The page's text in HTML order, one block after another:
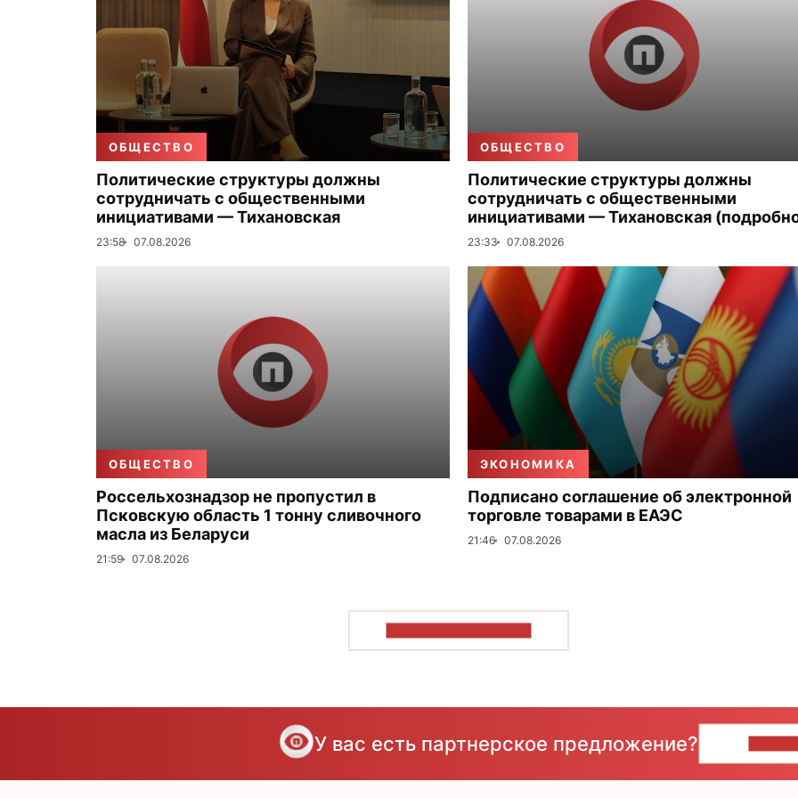
ОБЩЕСТВО
Политические структуры должны
сотрудничать с общественными
инициативами — Тихановская
23:58 07.08.2026
ОБЩЕСТВО
Политические структуры должны
сотрудничать с общественными
инициативами — Тихановская
23:33 07.08.2026
ОБЩЕСТВО
Россельхознадзор не пропустил в
Псковскую область 1 тонну сливочного
масла из Беларуси
21:59 07.08.2026
ЭКОНОМИКА
Подписано соглашение об электронной
торговле товарами в ЕАЭС
21:46 07.08.2026
У вас есть партнерское предложение?